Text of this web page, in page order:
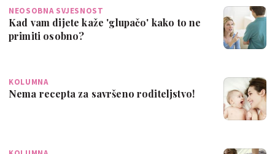
NEOSOBNA SVJESNOST
Kad vam dijete kaže 'glupačo' kako to ne
primiti osobno?
KOLUMNA
Nema recepta za savršeno roditeljstvo!